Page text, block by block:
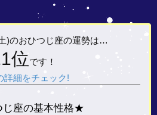
)のおひつじ座の運勢は…
位です！
詳細をチェック!
座の基本性格★